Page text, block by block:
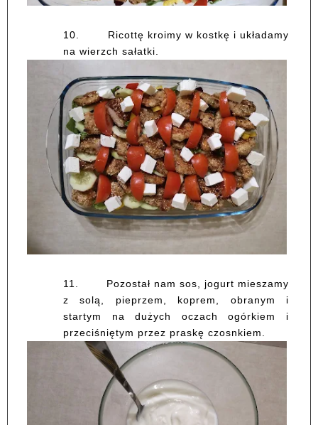
10.
Ricottę kroimy w kostkę i układamy
na wierzch sałatki.
11.
Pozostał nam sos, jogurt mieszamy
z solą, pieprzem, koprem, obranym i
startym na dużych oczach ogórkiem i
przeciśniętym przez praskę czosnkiem.